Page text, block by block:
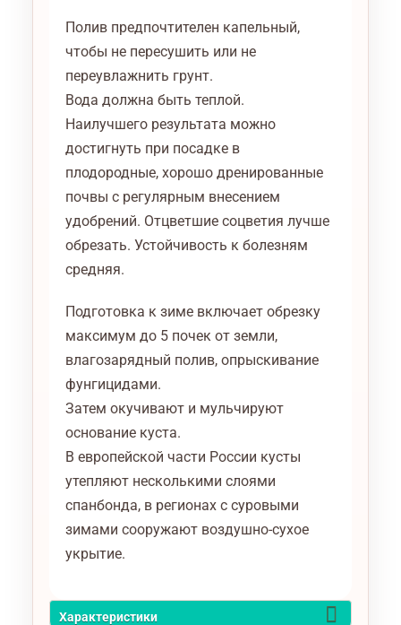
Полив предпочтителен капельный,
чтобы не пересушить или не
переувлажнить грунт.
Вода должна быть теплой.
Наилучшего результата можно
достигнуть при посадке в
плодородные, хорошо дренированные
почвы с регулярным внесением
удобрений. Отцветшие соцветия лучше
обрезать. Устойчивость к болезням
средняя.
Подготовка к зиме включает обрезку
максимум до 5 почек от земли,
влагозарядный полив, опрыскивание
фунгицидами.
Затем окучивают и мульчируют
основание куста.
В европейской части России кусты
утепляют несколькими слоями
спанбонда, в регионах с суровыми
зимами сооружают воздушно-сухое
укрытие.
Характеристики